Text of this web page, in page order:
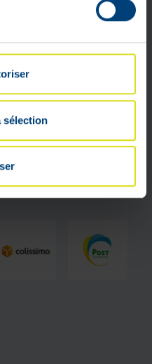
sélection